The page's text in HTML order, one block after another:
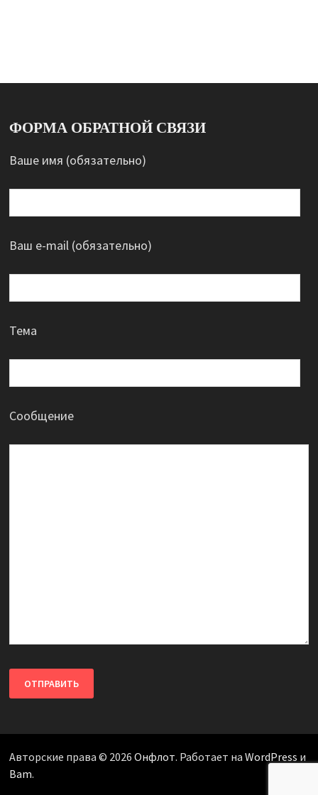
ФОРМА ОБРАТНОЙ СВЯЗИ
Ваше имя (обязательно)
Ваш e-mail (обязательно)
Тема
Сообщение
Авторские права © 2026 Онфлот. Работает на WordPress и
Bam.